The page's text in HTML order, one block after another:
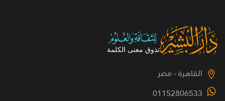
القاهرة - مصر
01152806533